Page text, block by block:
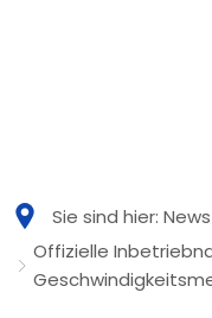
Sie sind hier: News
Offizielle